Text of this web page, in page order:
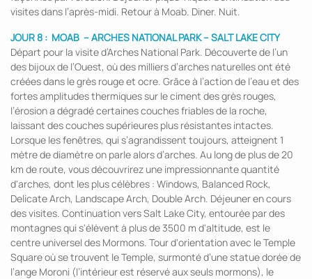
visites dans l’après-midi. Retour à Moab. Diner. Nuit.
JOUR 8 : MOAB – ARCHES NATIONAL PARK – SALT LAKE CITY
Départ pour la visite d’Arches National Park. Découverte de l’un
des bijoux de l’Ouest, où des milliers d’arches naturelles ont été
créées dans le grès rouge et ocre. Grâce à l’action de l’eau et des
fortes amplitudes thermiques sur le ciment des grès rouges,
l’érosion a dégradé certaines couches friables de la roche,
laissant des couches supérieures plus résistantes intactes.
Lorsque les fenêtres, qui s’agrandissent toujours, atteignent 1
mètre de diamètre on parle alors d’arches. Au long de plus de 20
km de route, vous découvrirez une impressionnante quantité
d'arches, dont les plus célèbres : Windows, Balanced Rock,
Delicate Arch, Landscape Arch, Double Arch. Déjeuner en cours
des visites. Continuation vers Salt Lake City, entourée par des
montagnes qui s'élèvent à plus de 3500 m d'altitude, est le
centre universel des Mormons. Tour d'orientation avec le Temple
Square où se trouvent le Temple, surmonté d’une statue dorée de
l’ange Moroni (l’intérieur est réservé aux seuls mormons), le